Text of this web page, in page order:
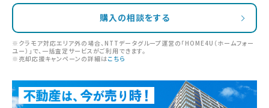
購入の相談をする
※クラモア対応エリア外の場合、NTTデータグループ運営の「HOME4U（ホームフォー
ユー）」で、一括査定サービスがご利用できます。
※売却応援キャンペーンの詳細はこちら